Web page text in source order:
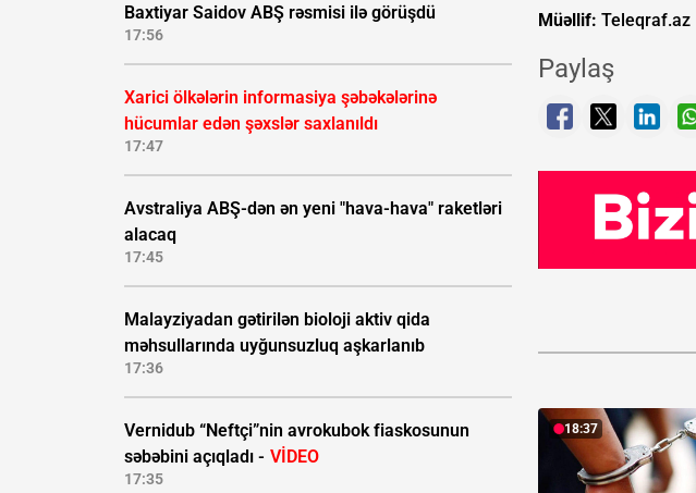
Baxtiyar Saidov ABŞ rəsmisi ilə görüşdü
17:56
Xarici ölkələrin informasiya şəbəkələrinə
hücumlar edən şəxslər saxlanıldı
17:47
Avstraliya ABŞ-dən ən yeni "hava-hava" raketləri
alacaq
17:45
Malayziyadan gətirilən bioloji aktiv qida
məhsullarında uyğunsuzluq aşkarlanıb
17:36
Vernidub “Neftçi”nin avrokubok fiaskosunun
səbəbini açıqladı - VİDEO
17:35
Müəllif: Teleqraf.az
Paylaş
18:37